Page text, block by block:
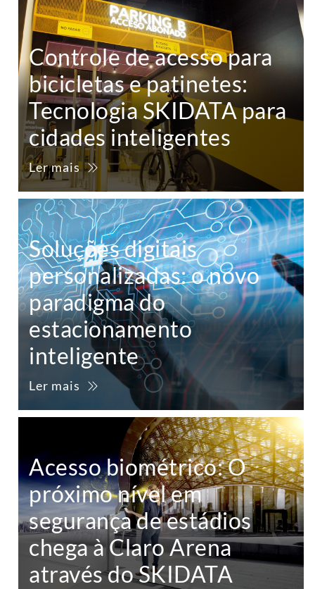
Controle de acesso para
bicicletas e patinetes:
Tecnologia SKIDATA para
cidades inteligentes
Ler mais
Soluções digitais
personalizadas: o novo
paradigma do
estacionamento
inteligente
Ler mais
Acesso biométrico: O
próximo nível em
segurança de estádios
chega à Claro Arena
através do SKIDATA